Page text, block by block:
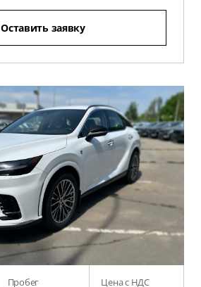
Оставить заявку
Пробег Цена с НДС